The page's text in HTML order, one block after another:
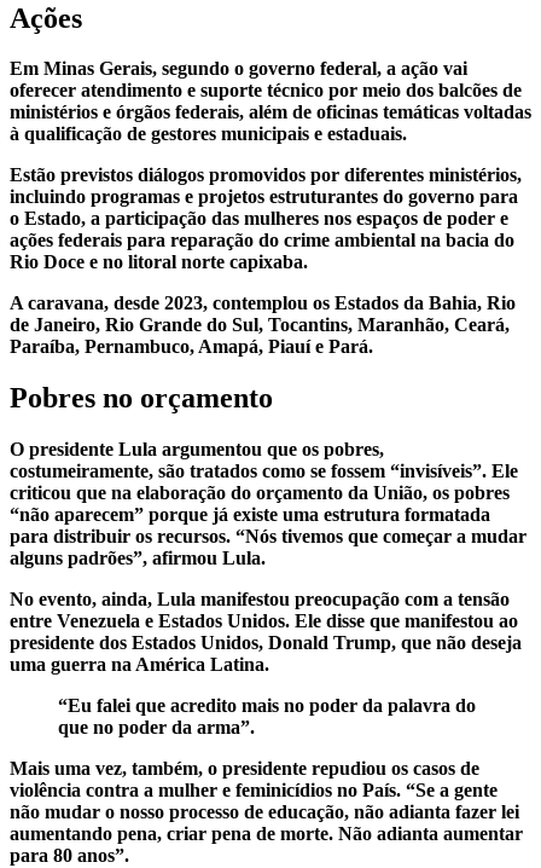
Ações
Em Minas Gerais, segundo o governo federal, a ação vai
oferecer atendimento e suporte técnico por meio dos balcões de
ministérios e órgãos federais, além de oficinas temáticas voltadas
à qualificação de gestores municipais e estaduais.
Estão previstos diálogos promovidos por diferentes ministérios,
incluindo programas e projetos estruturantes do governo para
o Estado, a participação das mulheres nos espaços de poder e
ações federais para reparação do crime ambiental na bacia do
Rio Doce e no litoral norte capixaba.
A caravana, desde 2023, contemplou os Estados da Bahia, Rio
de Janeiro, Rio Grande do Sul, Tocantins, Maranhão, Ceará,
Paraíba, Pernambuco, Amapá, Piauí e Pará.
Pobres no orçamento
O presidente Lula argumentou que os pobres,
costumeiramente, são tratados como se fossem “invisíveis”. Ele
criticou que na elaboração do orçamento da União, os pobres
“não aparecem” porque já existe uma estrutura formatada
para distribuir os recursos. “Nós tivemos que começar a mudar
alguns padrões”, afirmou Lula.
No evento, ainda, Lula manifestou preocupação com a tensão
entre Venezuela e Estados Unidos. Ele disse que manifestou ao
presidente dos Estados Unidos, Donald Trump, que não deseja
uma guerra na América Latina.
“Eu falei que acredito mais no poder da palavra do
que no poder da arma”.
Mais uma vez, também, o presidente repudiou os casos de
violência contra a mulher e feminicídios no País. “Se a gente
não mudar o nosso processo de educação, não adianta fazer lei
aumentando pena, criar pena de morte. Não adianta aumentar
para 80 anos”.